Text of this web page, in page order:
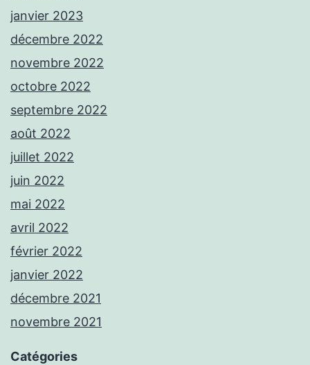
janvier 2023
décembre 2022
novembre 2022
octobre 2022
septembre 2022
août 2022
juillet 2022
juin 2022
mai 2022
avril 2022
février 2022
janvier 2022
décembre 2021
novembre 2021
Catégories